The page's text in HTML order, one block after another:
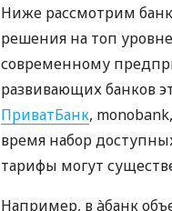
Ниже рассмотрим
решения на топ
современному
развивающих банков
ПриватБанк,
время набор
тарифы могут
Например, в àбанк